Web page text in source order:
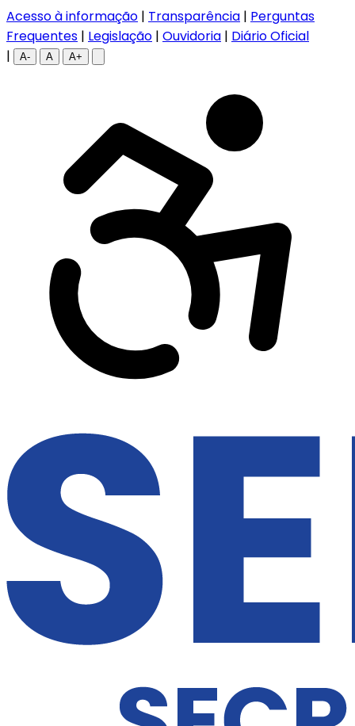
Acesso à informação | Transparência | Perguntas
Frequentes | Legislação | Ouvidoria | Diário Oficial
|
A- A A+